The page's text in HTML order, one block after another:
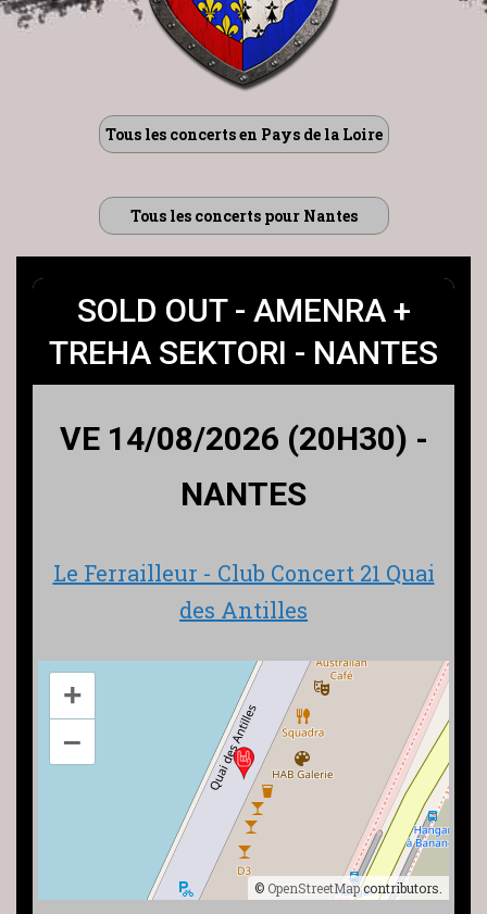
Tous les concerts en Pays de la Loire
Tous les concerts pour Nantes
SOLD OUT - AMENRA +
TREHA SEKTORI - NANTES
VE 14/08/2026 (20H30) -
NANTES
Le Ferrailleur - Club Concert 21 Quai
des Antilles
+
–
© OpenStreetMapcontributors.